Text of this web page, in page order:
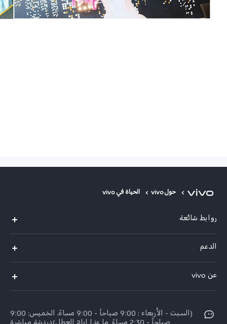
حول vivo الحياة في vivo
روابط شائعة
V29 Lite
Y27s
الدعم
مركز خدمات
Funtouch OS
عن vivo
الأخبار
(السبت - الأربعاء : 9:00 صباحاً - 9:00 مساءً، الخميس: 9:00